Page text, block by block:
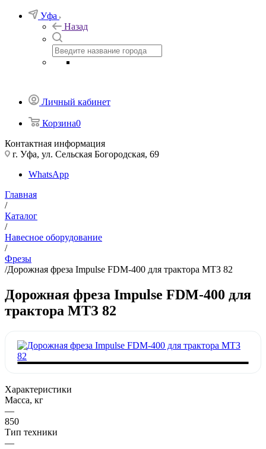
Уфа
Назад
Личный кабинет
Корзина0
Контактная информация
г. Уфа, ул. Сельская Богородская, 69
WhatsApp
Главная
/
Каталог
/
Навесное оборудование
/
Фрезы
/Дорожная фреза Impulse FDM-400 для трактора МТЗ 82
Дорожная фреза Impulse FDM-400 для
трактора МТЗ 82
Характеристики
Масса, кг
—
850
Тип техники
—